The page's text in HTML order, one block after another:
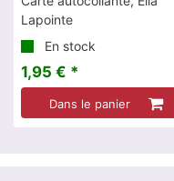
Lapointe
En stock
1,95 € *
Dans le panier